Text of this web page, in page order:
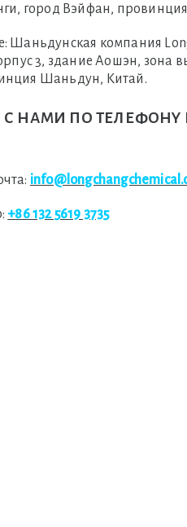
город Вэйфан,
Шаньдунская компания
3, здание Аошэн, зона
Шаньдун, Китай.
с нами по
+86 132 5619 3735